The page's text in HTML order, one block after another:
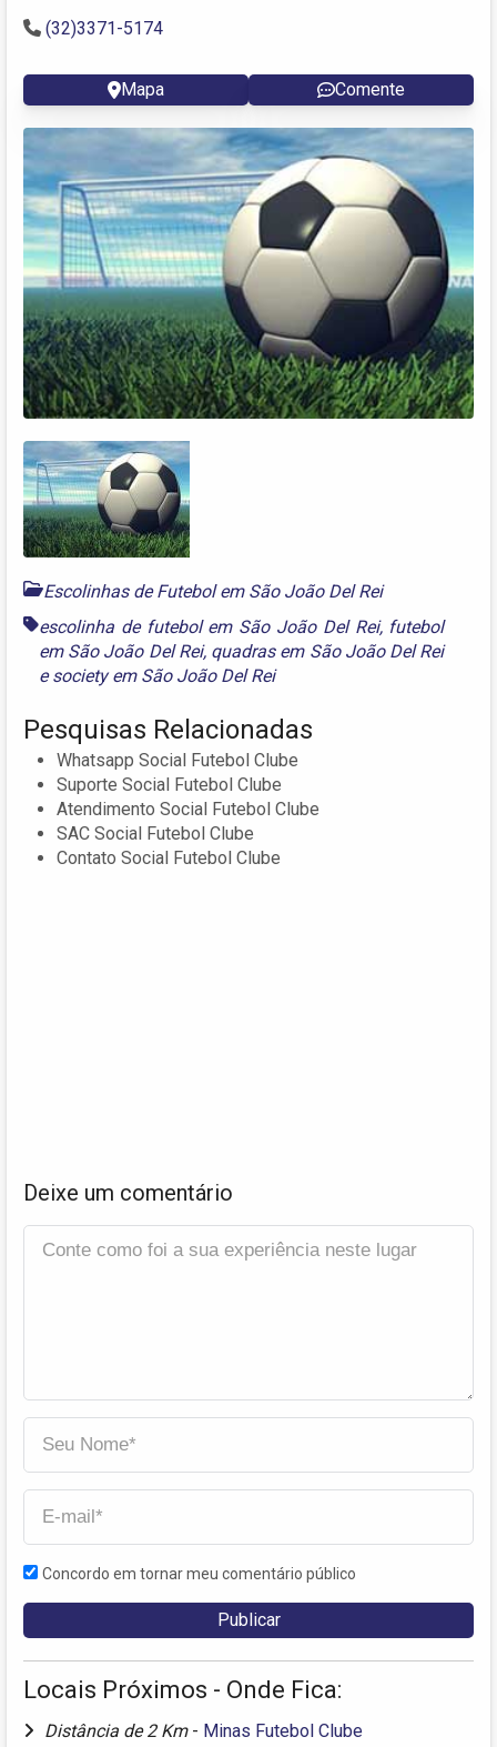
(32)3371-5174
Mapa Comente
Escolinhas de Futebol em São João Del Rei
escolinha de futebol em São João Del Rei, futebol
em São João Del Rei, quadras em São João Del Rei
esociety em São João Del Rei
Pesquisas Relacionadas
Whatsapp Social Futebol Clube
Suporte Social Futebol Clube
Atendimento Social Futebol Clube
SAC Social Futebol Clube
Contato Social Futebol Clube
Deixe um comentário
Concordo em tornar meu comentário público
Locais Próximos - Onde Fica:
Distância de 2 Km - Minas Futebol Clube